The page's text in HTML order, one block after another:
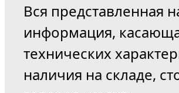
Вся представленная
информация,
технических
наличия на складе,